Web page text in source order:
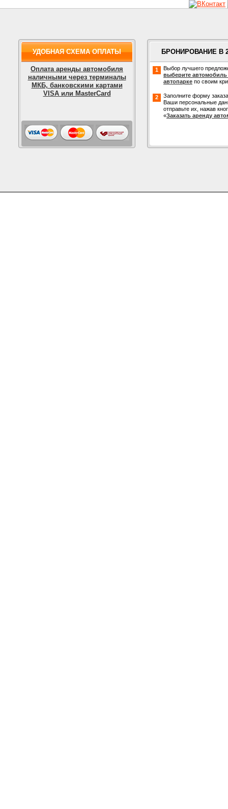
УДОБНАЯ СХЕМА ОПЛАТЫ
Оплата аренды автомобиля
наличными через терминалы
МКБ, банковскими картами
VISA или MasterCard
БРОНИРОВАНИЕ В
1
Выбор лучшего
выберите
автопарке по своим
2
Заполните форму
Ваши персональные
отправьте их, нажав
«Заказать аренду